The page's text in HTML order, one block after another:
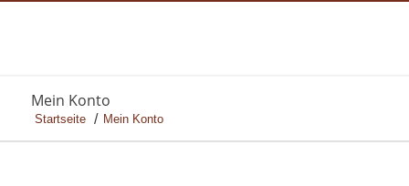
Mein Konto
Startseite / Mein Konto